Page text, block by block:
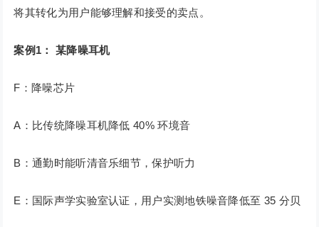
将其转化为用户能够理解和接受的卖点。
案例1： 某降噪耳机
F：降噪芯片
A：比传统降噪耳机降低 40% 环境音
B：通勤时能听清音乐细节，保护听力
E：国际声学实验室认证，用户实测地铁噪音降低至 35 分贝